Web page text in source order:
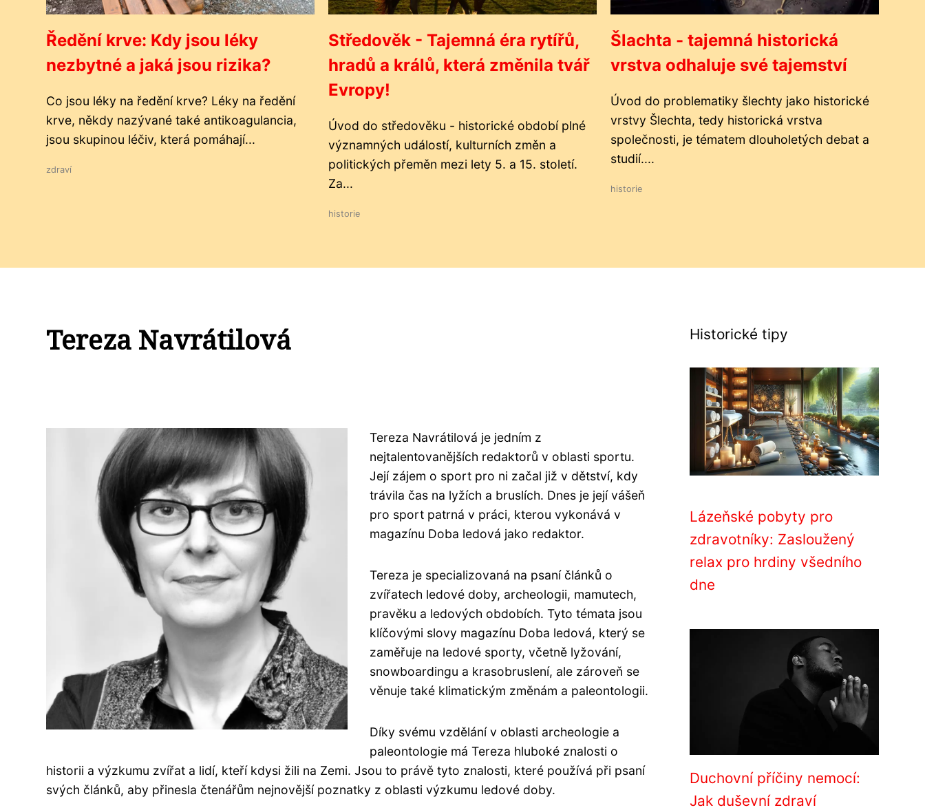
Ředění krve: Kdy jsou léky
nezbytné a jaká jsou rizika?
Co jsou léky na ředění krve? Léky na ředění
krve, někdy nazývané také antikoagulancia,
jsou skupinou léčiv, která pomáhají...
zdraví
Středověk - Tajemná éra rytířů,
hradů a králů, která změnila tvář
Evropy!
Úvod do středověku - historické období plné
významných událostí, kulturních změn a
politických přeměn mezi lety 5. a 15. století.
Za...
historie
Šlachta - tajemná historická
vrstva odhaluje své tajemství
Úvod do problematiky šlechty jako historické
vrstvy Šlechta, tedy historická vrstva
společnosti, je tématem dlouholetých debat a
studií....
historie
Tereza Navrátilová
Tereza Navrátilová je jedním z
nejtalentovanějších redaktorů v oblasti sportu.
Její zájem o sport pro ni začal již v dětství, kdy
trávila čas na lyžích a bruslích. Dnes je její vášeň
pro sport patrná v práci, kterou vykonává v
magazínu Doba ledová jako redaktor.
Tereza je specializovaná na psaní článků o
zvířatech ledové doby, archeologii, mamutech,
pravěku a ledových obdobích. Tyto témata jsou
klíčovými slovy magazínu Doba ledová, který se
zaměřuje na ledové sporty, včetně lyžování,
snowboardingu a krasobruslení, ale zároveň se
věnuje také klimatickým změnám a paleontologii.
Díky svému vzdělání v oblasti archeologie a
paleontologie má Tereza hluboké znalosti o
historii a výzkumu zvířat a lidí, kteří kdysi žili na Zemi. Jsou to právě tyto znalosti, které používá při psaní
svých článků, aby přinesla čtenářům nejnovější poznatky z oblasti výzkumu ledové doby.
Historické tipy
Lázeňské pobyty pro
zdravotníky: Zasloužený
relax pro hrdiny všedního
dne
Duchovní příčiny nemocí:
Jak duševní zdraví